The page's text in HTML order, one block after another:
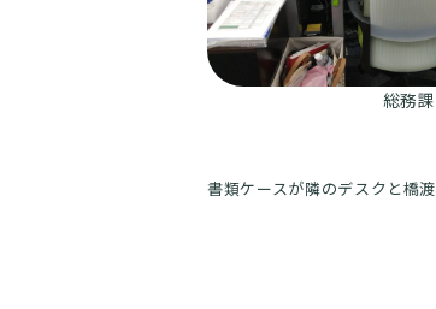
総務課
書類ケースが隣のデスクと橋